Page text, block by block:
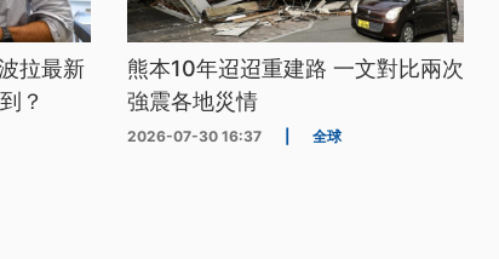
拉最新
？
熊本10年迢迢重建路 一文對比兩次
強震各地災情
2026-07-30 16:37 全球